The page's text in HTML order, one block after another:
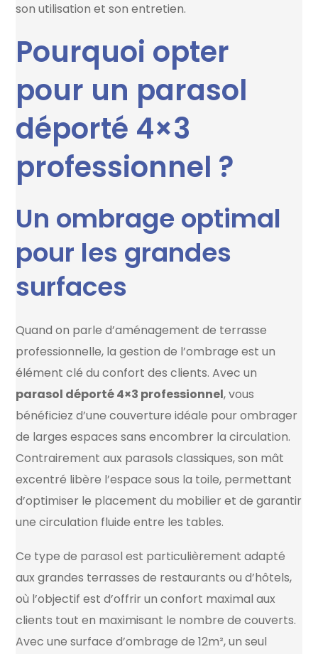
son utilisation et son entretien.
Pourquoi opter
pour un parasol
déporté 4×3
professionnel ?
Un ombrage optimal
pour les grandes
surfaces
Quand on parle d’aménagement de terrasse
professionnelle, la gestion de l’ombrage est un
élément clé du confort des clients. Avec un
parasol déporté 4×3 professionnel, vous
bénéficiez d’une couverture idéale pour ombrager
de larges espaces sans encombrer la circulation.
Contrairement aux parasols classiques, son mât
excentré libère l’espace sous la toile, permettant
d’optimiser le placement du mobilier et de garantir
une circulation fluide entre les tables.
Ce type de parasol est particulièrement adapté
aux grandes terrasses de restaurants ou d’hôtels,
où l’objectif est d’offrir un confort maximal aux
clients tout en maximisant le nombre de couverts.
Avec une surface d’ombrage de 12m², un seul